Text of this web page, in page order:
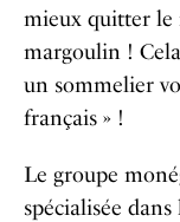
mieux quitter le
margoulin !
un sommelier
français » !
Le groupe
spécialisée